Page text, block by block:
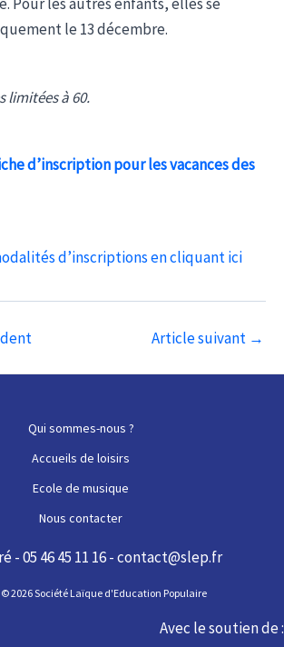
le 13 décembre.
limitées à 60.
d’inscription pour les vacances des
d’inscriptions en cliquant ici
Article suivant →
Qui sommes-nous ?
Accueils de loisirs
Ecole de musique
Nous contacter
- 05 46 45 11 16 - contact@slep.fr
2026 Société Laïque d'Education Populaire
Avec le soutien de :